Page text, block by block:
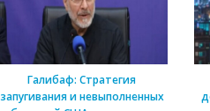
Галибаф: Стратегия
запугивания и невыполненных